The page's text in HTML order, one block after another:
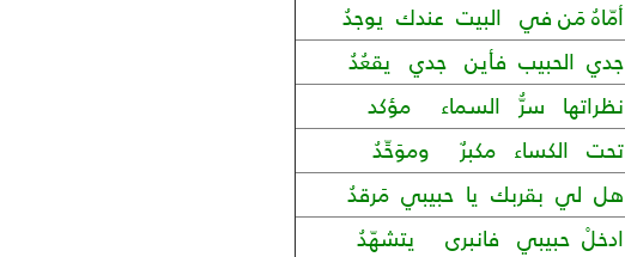
أمّاهُ مَن في البيت عندك يوجدُ
جدي الحبيب فأين جدي يقعُدُ
نظراتها سرُّ السماء مؤكد
تحت الكساء مكبرٌ وموَحِّدُ
هل لي بقربك يا حبيبي مَرقدُ
ادخلْ حبيبي فانبرى يتشهّدُ